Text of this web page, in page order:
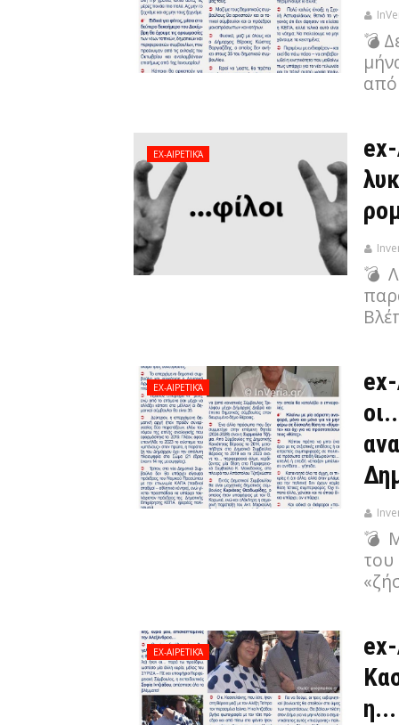
💣
από
EX-ΑΙΡΕΤΙΚΆ
💣
EX-ΑΙΡΕΤΙΚΆ
💣
του
EX-ΑΙΡΕΤΙΚΆ